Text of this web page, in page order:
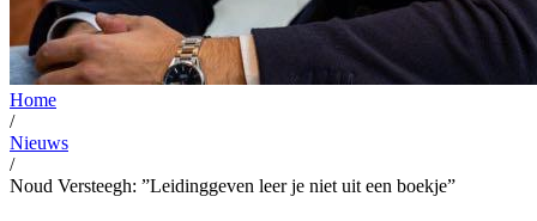
Home
/
Nieuws
/
Noud Versteegh: ”Leidinggeven leer je niet uit een boekje”